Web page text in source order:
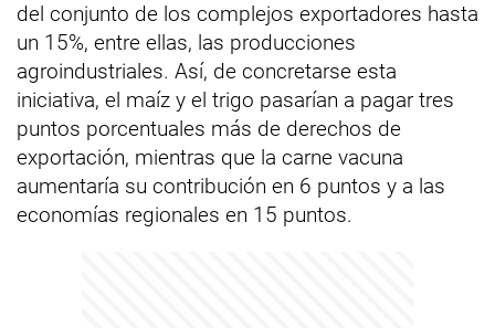
del conjunto de los complejos exportadores hasta
un 15%, entre ellas, las producciones
agroindustriales. Así, de concretarse esta
iniciativa, el maíz y el trigo pasarían a pagar tres
puntos porcentuales más de derechos de
exportación, mientras que la carne vacuna
aumentaría su contribución en 6 puntos y a las
economías regionales en 15 puntos.